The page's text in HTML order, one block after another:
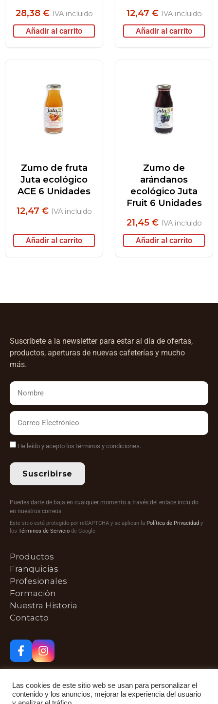
28,38 € IVA incluido
Añadir al carrito
12,47 € IVA incluido
Añadir al carrito
Zumo de fruta
Juta ecológico
ACE 6 Unidades
12,47 € IVA incluido
Añadir al carrito
Zumo de
arándanos
ecológico Juta
Fruit 6 Unidades
21,45 € IVA incluido
Añadir al carrito
Suscríbete a la newsletter para estar al día de ofertas,
productos, aperturas de nuevas cafeterías y mucho
más.
He leído y acepto los términos y condiciones.
Suscribirse
Puedes darte de baja en cualquier momento a través del enlace incluido
en nuestros correos.
Este sitio está protegido por reCAPTCHA y se aplican la Política de Privacidad y
los Términos de Servicio de Google.
Productos
Franquicias
Profesionales
Formación
Nuestra Historia
Contacto
Las cookies de este sitio web se usan para personalizar el
contenido y los anuncios, mejorar la experiencia del usuario